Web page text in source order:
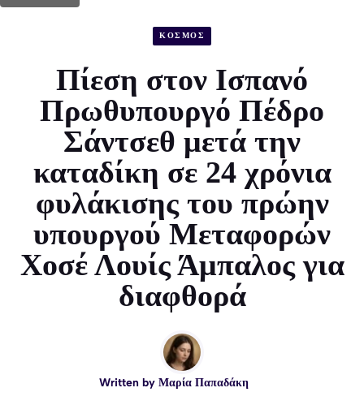
ΚΟΣΜΟΣ
Πίεση στον Ισπανό
Πρωθυπουργό Πέδρο
Σάντσεθ μετά την
καταδίκη σε 24 χρόνια
φυλάκισης του πρώην
υπουργού Μεταφορών
Χοσέ Λουίς Άμπαλος για
διαφθορά
Written by Μαρία Παπαδάκη